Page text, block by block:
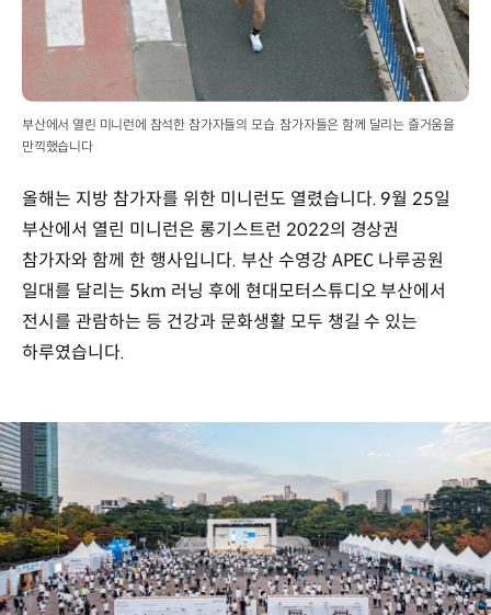
부산에서 열린 미니런에 참석한 참가자들의 모습. 참가자들은 함께 달리는 즐거움을
만끽했습니다
올해는 지방 참가자를 위한 미니런도 열렸습니다. 9월 25일
부산에서 열린 미니런은 롱기스트런 2022의 경상권
참가자와 함께 한 행사입니다. 부산 수영강 APEC 나루공원
일대를 달리는 5km 러닝 후에 현대모터스튜디오 부산에서
전시를 관람하는 등 건강과 문화생활 모두 챙길 수 있는
하루였습니다.